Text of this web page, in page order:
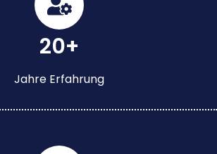
20+
Jahre Erfahrung